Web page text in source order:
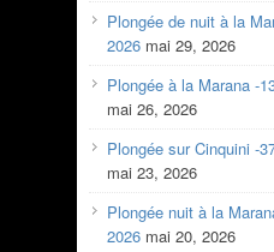
Plongée de nuit à la
2026 mai 29, 2026
Plongée à la Marana -
mai 26, 2026
Plongée sur Cinquini -
mai 23, 2026
Plongée nuit à la
2026 mai 20, 2026